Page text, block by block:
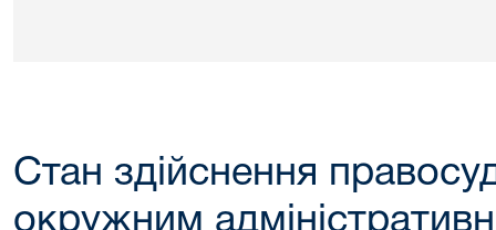
Стан здійснення
окружним